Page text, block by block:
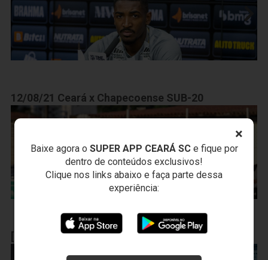
×
Baixe agora o SUPER APP CEARÁ SCe fique por
dentro de conteúdos exclusivos!
Clique nos links abaixo e faça parte dessa
experiência:
12/08/21 Ceará x Chapecoense SUB-20
[12.09.21] Grêmio x Ceará